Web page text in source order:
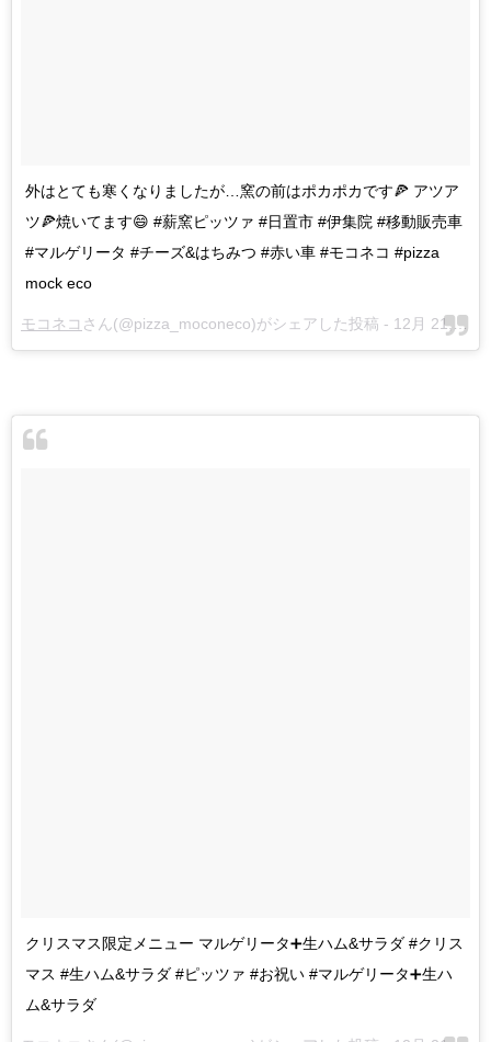
外はとても寒くなりましたが…窯の前はポカポカです🍕 アツア
ツ🍕焼いてます😄 #薪窯ピッツァ #日置市 #伊集院 #移動販売車
#マルゲリータ #チーズ&はちみつ #赤い車 #モコネコ #pizza
mock eco
モコネコ さん(@pizza_moconeco)がシェアした投稿 - 12月 21, 2017 at 1:05午前 PST
クリスマス限定メニュー マルゲリータ➕生ハム&サラダ #クリス
マス #生ハム&サラダ #ピッツァ #お祝い #マルゲリータ➕生ハ
ム&サラダ